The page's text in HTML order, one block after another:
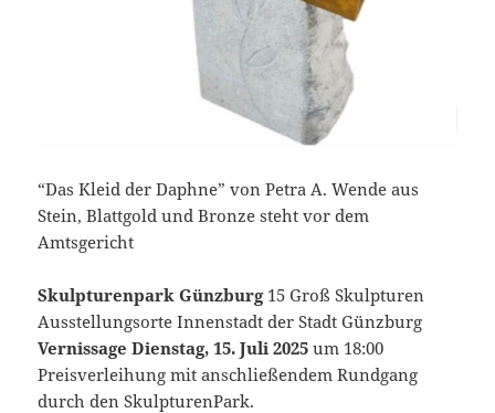
“Das Kleid der Daphne” von Petra A. Wende aus
Stein, Blattgold und Bronze steht vor dem
Amtsgericht
Skulpturenpark Günzburg 15 Groß Skulpturen
Ausstellungsorte Innenstadt der Stadt Günzburg
Vernissage Dienstag, 15. Juli 2025 um 18:00
Preisverleihung mit anschließendem Rundgang
durch den SkulpturenPark.